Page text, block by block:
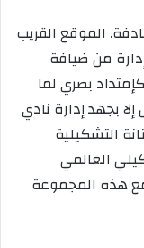
الموقع القريب
من ضيافة
بصري لما
بجهد إدارة نادي
التشكيلية
العالمي
هذه المجموعة